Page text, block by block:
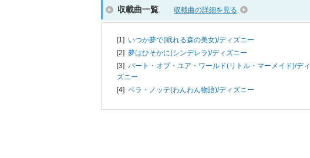
収載曲一覧 収載曲の詳細を見る
[1] いつか夢で(眠れる森の美女)/ディズニー
[2] 夢はひそかに(シンデレラ)/ディズニー
[3] パート・オブ・ユア・ワールド(リトル・マーメイド)/ディ
ズニー
[4] ベラ・ノッテ(わんわん物語)/ディズニー